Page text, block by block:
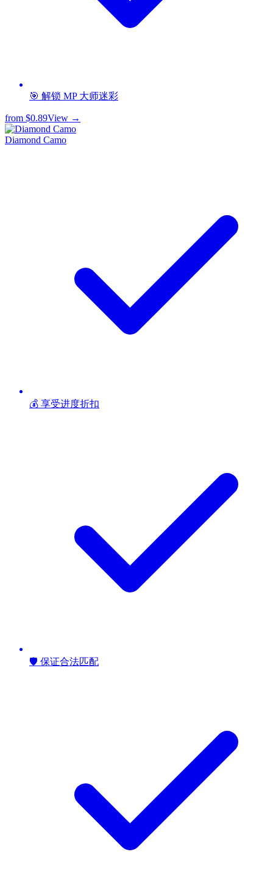
🎯 解锁 MP 大师迷彩
from $0.89View →
Diamond Camo
💰 享受进度折扣
🛡️ 保证合法匹配